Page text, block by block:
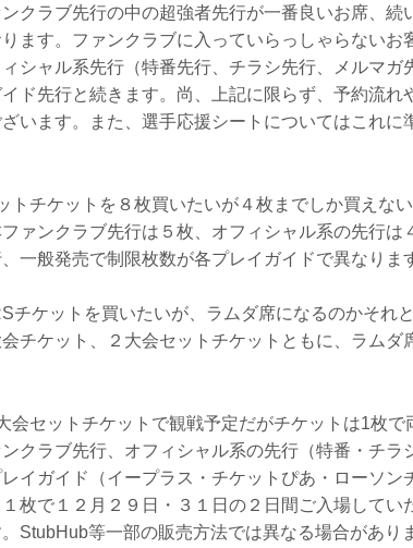
クラブ先行の中の超強者先行が一番良いお席、続
ます。ファンクラブに入っていらっしゃらないお
シャル系先行（特番先行、チラシ先行、メルマガ
ド先行と続きます。尚、上記に限らず、予約流れ
います。また、選手応援シートについてはこれに
トチケットを８枚買いたいが４枚までしか買えない
ァンクラブ先行は５枚、オフィシャル系の先行は
一般発売で制限枚数が各プレイガイドで異なりま
チケットを買いたいが、ラムダ席になるのかそれ
チケット、２大会セットチケットともに、ラムダ
会セットチケットで観戦予定だがチケットは1枚で
クラブ先行、オフィシャル系の先行（特番・チラ
イガイド（イープラス・チケットぴあ・ローソン
枚で１２月２９日・３１日の２日間ご入場してい
StubHub等一部の販売方法では異なる場合があり